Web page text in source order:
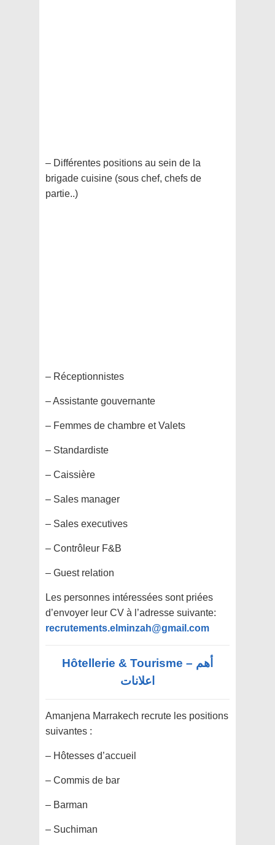
– Différentes positions au sein de la
brigade cuisine (sous chef, chefs de
partie..)
– Réceptionnistes
– Assistante gouvernante
– Femmes de chambre et Valets
– Standardiste
– Caissière
– Sales manager
– Sales executives
– Contrôleur F&B
– Guest relation
Les personnes intéressées sont priées
d’envoyer leur CV à l’adresse suivante:
recrutements.elminzah@gmail.com
Hôtellerie & Tourisme – أهم
اعلانات
Amanjena Marrakech recrute les positions
suivantes :
– Hôtesses d’accueil
– Commis de bar
– Barman
– Suchiman